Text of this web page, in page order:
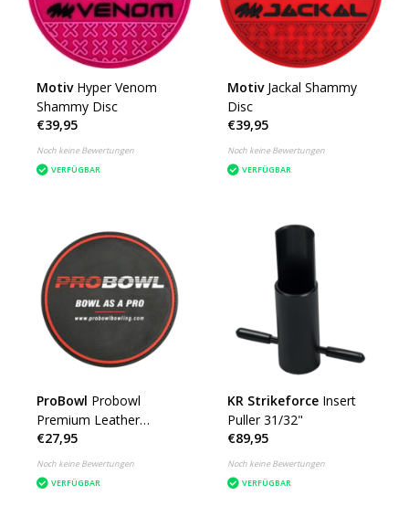
Motiv Hyper Venom
Shammy Disc
€39,95
Noch keine Bewertungen
VERFÜGBAR
Motiv Jackal Shammy
Disc
€39,95
Noch keine Bewertungen
VERFÜGBAR
ProBowl Probowl
Premium Leather
Shammy Disc
€27,95
Noch keine Bewertungen
VERFÜGBAR
KR Strikeforce Insert
Puller 31/32"
€89,95
Noch keine Bewertungen
VERFÜGBAR